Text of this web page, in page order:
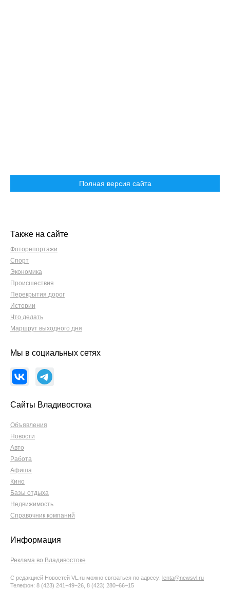
Полная версия сайта
Также на сайте
Фоторепортажи
Спорт
Экономика
Происшествия
Перекрытия дорог
Истории
Что делать
Маршрут выходного дня
Мы в социальных сетях
Сайты Владивостока
Объявления
Новости
Авто
Работа
Афиша
Кино
Базы отдыха
Недвижимость
Справочник компаний
Информация
Реклама во Владивостоке
С редакцией Новостей VL.ru можно связаться по адресу: lenta@newsvl.ru
Телефон: 8 (423) 241−49−26, 8 (423) 280−66−15